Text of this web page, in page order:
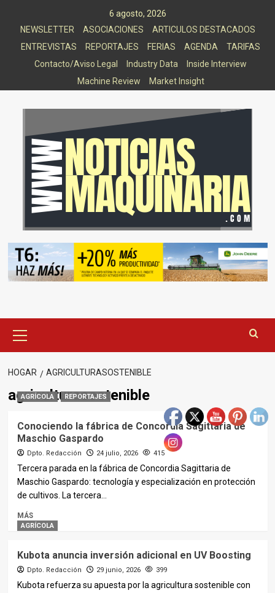
6 agosto, 2026
NEWSLETTER
ASOCIACIONES
ARTICULOS DESTACADOS
ENTREVISTAS
REPORTAJES FERIAS AGENDA
TARIFAS
Contacto/Aviso Legal
Industry Data
Inside Interview
Machine Review
Market Insight
principal
HOGAR AGRICULTURASOSTENIBLE
agriculturasostenible
AGRÍCOLA REPORTAJES
Conociendo la fábrica de Concordia Sagittaria de
Maschio Gaspardo
Dpto. Redacción 24 julio, 2026 415
Tercera parada en la fábrica de Concordia Sagittaria de
Maschio Gaspardo: tecnología y especialización en protección
de cultivos. La tercera...
MÁS
AGRÍCOLA
Kubota anuncia inversión adicional en UV Boosting
Dpto. Redacción 29 junio, 2026 399
Kubota refuerza su apuesta por la agricultura sostenible con